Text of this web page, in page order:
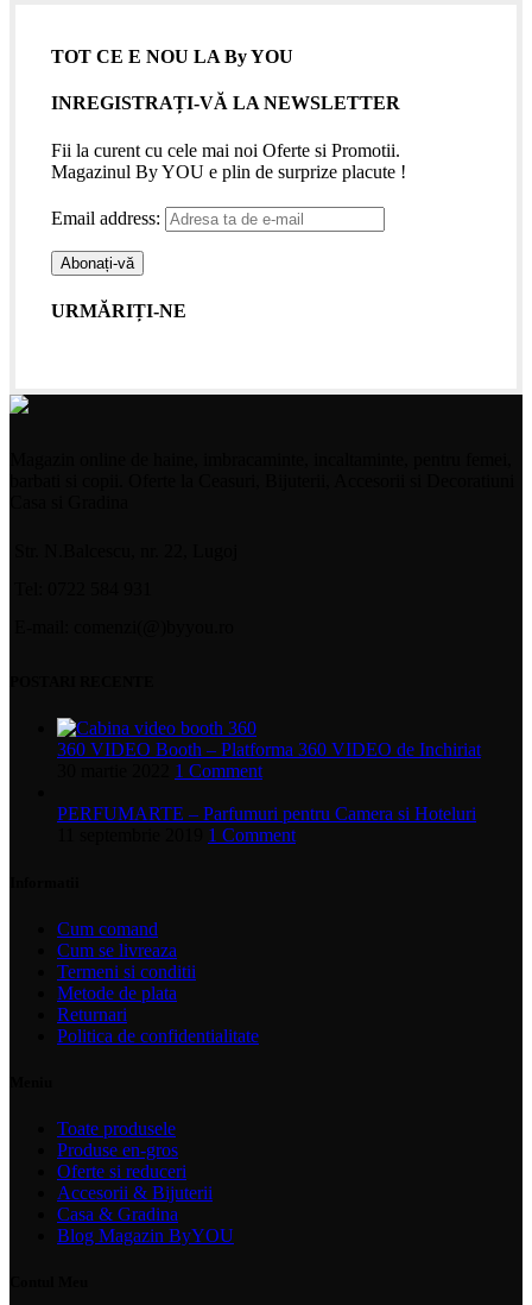
TOT CE E NOU LA By YOU
INREGISTRAȚI-VĂ LA NEWSLETTER
Fii la curent cu cele mai noi Oferte si Promotii.
Magazinul By YOU e plin de surprize placute !
Email address:
URMĂRIȚI-NE
360 VIDEO Booth – Platforma 360 VIDEO de Inchiriat
1 Comment
PERFUMARTE – Parfumuri pentru Camera si Hoteluri
1 Comment
Cum comand
Cum se livreaza
Termeni si conditii
Metode de plata
Returnari
Politica de confidentialitate
Toate produsele
Produse en-gros
Oferte si reduceri
Accesorii & Bijuterii
Casa & Gradina
Blog Magazin ByYOU